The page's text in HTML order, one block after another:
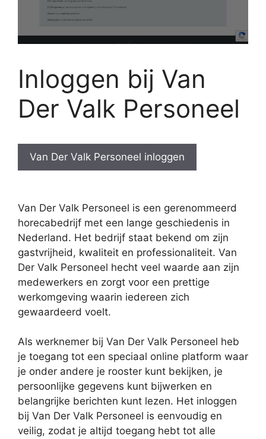
Inloggen bij Van
Der Valk Personeel
Van Der Valk Personeel inloggen
Van Der Valk Personeel is een gerenommeerd
horecabedrijf met een lange geschiedenis in
Nederland. Het bedrijf staat bekend om zijn
gastvrijheid, kwaliteit en professionaliteit. Van
Der Valk Personeel hecht veel waarde aan zijn
medewerkers en zorgt voor een prettige
werkomgeving waarin iedereen zich
gewaardeerd voelt.
Als werknemer bij Van Der Valk Personeel heb
je toegang tot een speciaal online platform waar
je onder andere je rooster kunt bekijken, je
persoonlijke gegevens kunt bijwerken en
belangrijke berichten kunt lezen. Het inloggen
bij Van Der Valk Personeel is eenvoudig en
veilig, zodat je altijd toegang hebt tot alle